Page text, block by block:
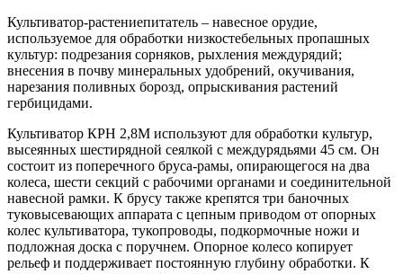
Культиватор-растениепитатель – навесное орудие,
используемое для обработки низкостебельных пропашных
культур: подрезания сорняков, рыхления междурядий;
внесения в почву минеральных удобрений, окучивания,
нарезания поливных борозд, опрыскивания растений
гербицидами.
Культиватор КРН 2,8М используют для обработки культур,
высеянных шестирядной сеялкой с междурядьями 45 см. Он
состоит из поперечного бруса-рамы, опирающегося на два
колеса, шести секций с рабочими органами и соединительной
навесной рамки. К брусу также крепятся три баночных
туковысевающих аппарата с цепным приводом от опорных
колес культиватора, тукопроводы, подкормочные ножи и
подложная доска с поручнем. Опорное колесо копирует
рельеф и поддерживает постоянную глубину обработки. К